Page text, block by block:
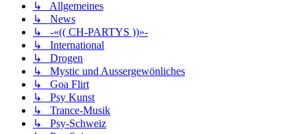
↳ Allgemeines
↳ News
↳ -«(( CH-PARTYS ))»-
↳ International
↳ Drogen
↳ Mystic und Aussergewönliches
↳ Goa Flirt
↳ Psy Kunst
↳ Trance-Musik
↳ Psy-Schweiz